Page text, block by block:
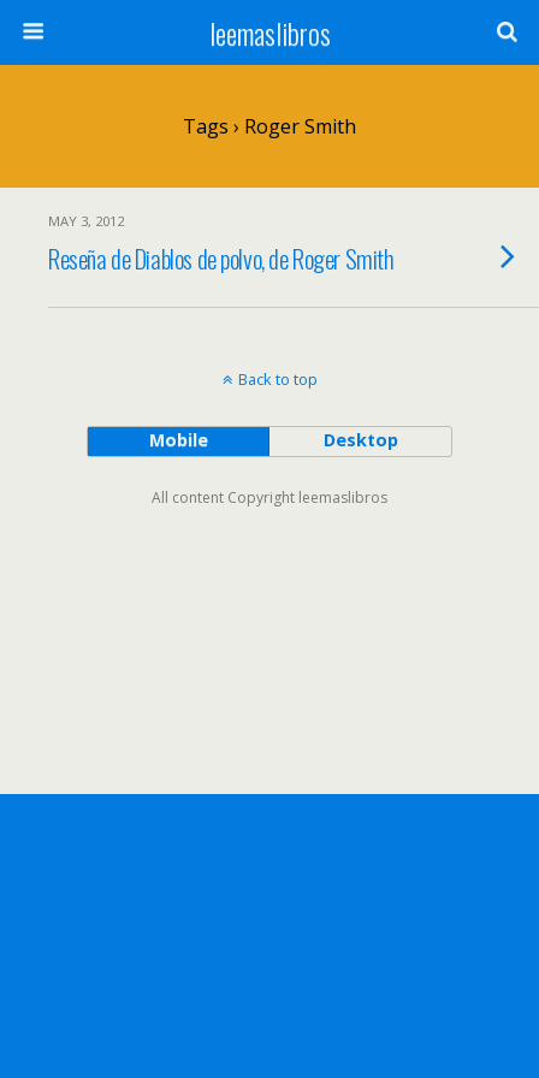
leemaslibros
Tags › Roger Smith
MAY 3, 2012
Reseña de Diablos de polvo, de Roger Smith
Back to top
Mobile Desktop
All content Copyright leemaslibros